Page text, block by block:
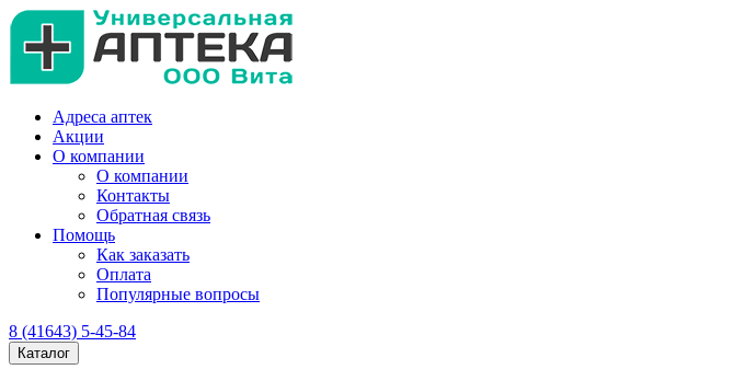
Адреса аптек
Акции
О компании
О компании
Контакты
Обратная связь
Помощь
Как заказать
Оплата
Популярные вопросы
8 (41643) 5-45-84
Каталог